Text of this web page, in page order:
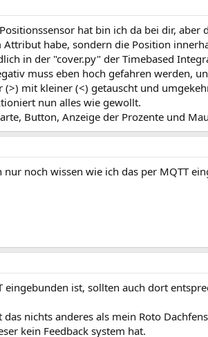
hat bin ich da bei dir,
Attribut habe, sondern die Position
in der "cover.py" der Timebased
muss eben hoch gefahren werden,
(>) mit kleiner (<) getauscht und
nun alles wie gewollt.
Button, Anzeige der Prozente und
nur noch wissen wie ich das per MQTT
eingebunden ist, sollten auch dort
nichts anderes als mein Roto
kein Feedback system hat.